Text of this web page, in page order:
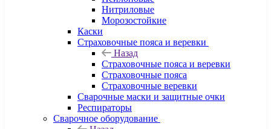
Нитриловые
Морозостойкие
Каски
Страховочные пояса и веревки
Назад
Страховочные пояса и веревки
Страховочные пояса
Страховочные веревки
Сварочные маски и защитные очки
Респираторы
Сварочное оборудование